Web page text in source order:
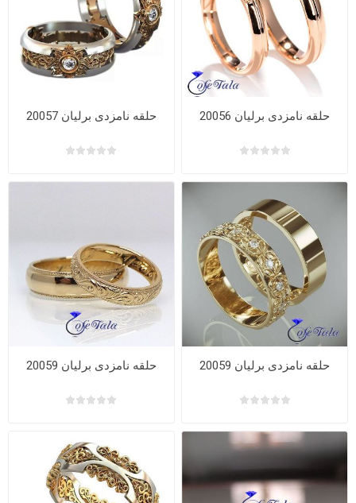
حلقه نامزدی برلیان 20056 حلقه نامزدی برلیان 20057
حلقه نامزدی برلیان 20059 حلقه نامزدی برلیان 20059